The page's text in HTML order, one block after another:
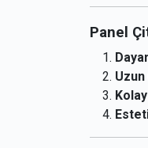
Panel
Uzun